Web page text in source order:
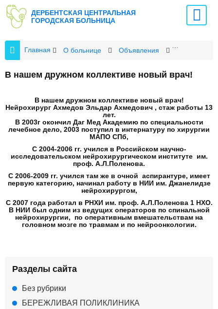
ДЕРБЕНТСКАЯ ЦЕНТРАЛЬНАЯ
ГОРОДСКАЯ БОЛЬНИЦА
Главная О больнице Объявления В нашем
В нашем дружном коллективе новый врач!
В нашем дружном коллективе новый врач!
Нейрохирург Ахмедов Эльдар Ахмедович , стаж работы 13
лет.
В 2003г окончил Даг Мед Академию по специальности
лечебное дело, 2003 поступил в интернатуру по хирургии
МАПО СПб,
С 2004-2006 гг. учился в Российском научно-
исследовательском нейрохирургическом институте им.
проф. А.Л.Поленова.
С 2006-2009 гг. учился там же в очной аспирантуре, имеет
первую категорию, начинал работу в НИИ им. Джанелидзе
нейрохирургом,
С 2007 года работал в РНХИ им. проф. А.Л.Поленова 1 НХО.
В НИИ был одним из ведущих операторов по спинальной
нейрохирургии, по оперативным вмешательствам на
головном мозге по травмам и по нейроонкологии.
Разделы сайта
Без рубрики
БЕРЕЖЛИВАЯ ПОЛИКЛИНИКА